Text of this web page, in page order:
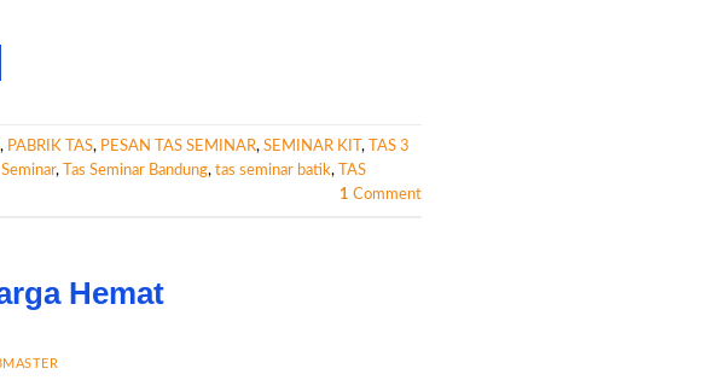
, PABRIK TAS, PESAN TAS SEMINAR, SEMINAR KIT ,
TAS 3
Seminar, Tas Seminar Bandung, tas seminar batik,
TAS
1 Comment
Hemat